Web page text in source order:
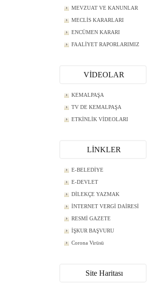
MEVZUAT VE KANUNLAR
MECLİS KARARLARI
ENCÜMEN KARARI
FAALİYET RAPORLARIMIZ
VİDEOLAR
KEMALPAŞA
TV DE KEMALPAŞA
ETKİNLİK VİDEOLARI
LİNKLER
E-BELEDİYE
E-DEVLET
DİLEKÇE YAZMAK
İNTERNET VERGİ DAİRESİ
RESMİ GAZETE
İŞKUR BAŞVURU
Corona Virüsü
Site Haritası